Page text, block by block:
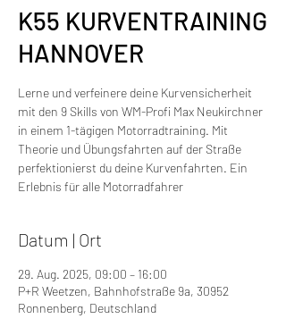
K55 KURVENTRAINING
HANNOVER
Lerne und verfeinere deine Kurvensicherheit
mit den 9 Skills von WM-Profi Max Neukirchner
in einem 1-tägigen Motorradtraining. Mit
Theorie und Übungsfahrten auf der Straße
perfektionierst du deine Kurvenfahrten. Ein
Erlebnis für alle Motorradfahrer
Datum | Ort
29. Aug. 2025, 09:00 – 16:00
P+R Weetzen, Bahnhofstraße 9a, 30952
Ronnenberg, Deutschland